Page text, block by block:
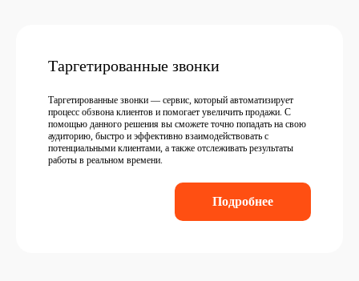
Таргетированные звонки
Таргетированные звонки — сервис, который автоматизирует
процесс обзвона клиентов и помогает увеличить продажи. С
помощью данного решения вы сможете точно попадать на свою
аудиторию, быстро и эффективно взаимодействовать с
потенциальными клиентами, а также отслеживать результаты
работы в реальном времени.
Подробнее